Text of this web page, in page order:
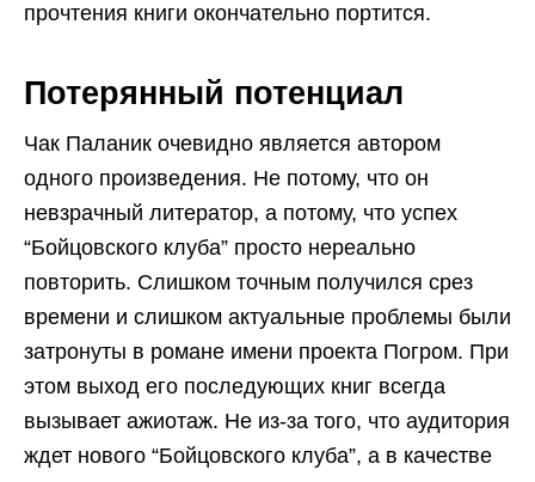
прочтения книги окончательно портится.
Потерянный потенциал
Чак Паланик очевидно является автором
одного произведения. Не потому, что он
невзрачный литератор, а потому, что успех
“Бойцовского клуба” просто нереально
повторить. Слишком точным получился срез
времени и слишком актуальные проблемы были
затронуты в романе имени проекта Погром. При
этом выход его последующих книг всегда
вызывает ажиотаж. Не из-за того, что аудитория
ждет нового “Бойцовского клуба”, а в качестве